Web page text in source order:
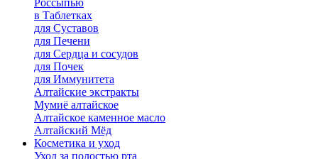
Россыпью
в Таблетках
для Cуставов
для Печени
для Сердца и сосудов
для Почек
для Иммунитета
Алтайские экстракты
Мумиё алтайское
Алтайское каменное масло
Алтайский Мёд
Косметика и уход
Уход за полостью рта